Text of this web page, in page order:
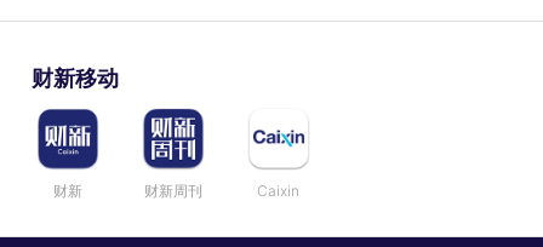
财新移动
财新 财新周刊 Caixin